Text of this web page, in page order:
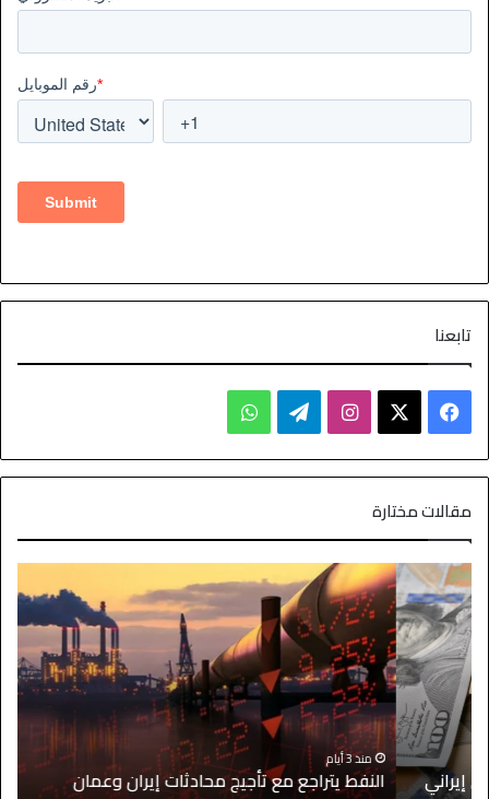
تابعنا
مقالات مختارة
منذ 3 أيام
النفط يتراجع مع تأجيج محادثات إيران وعمان